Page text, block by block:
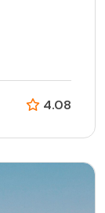
4.08